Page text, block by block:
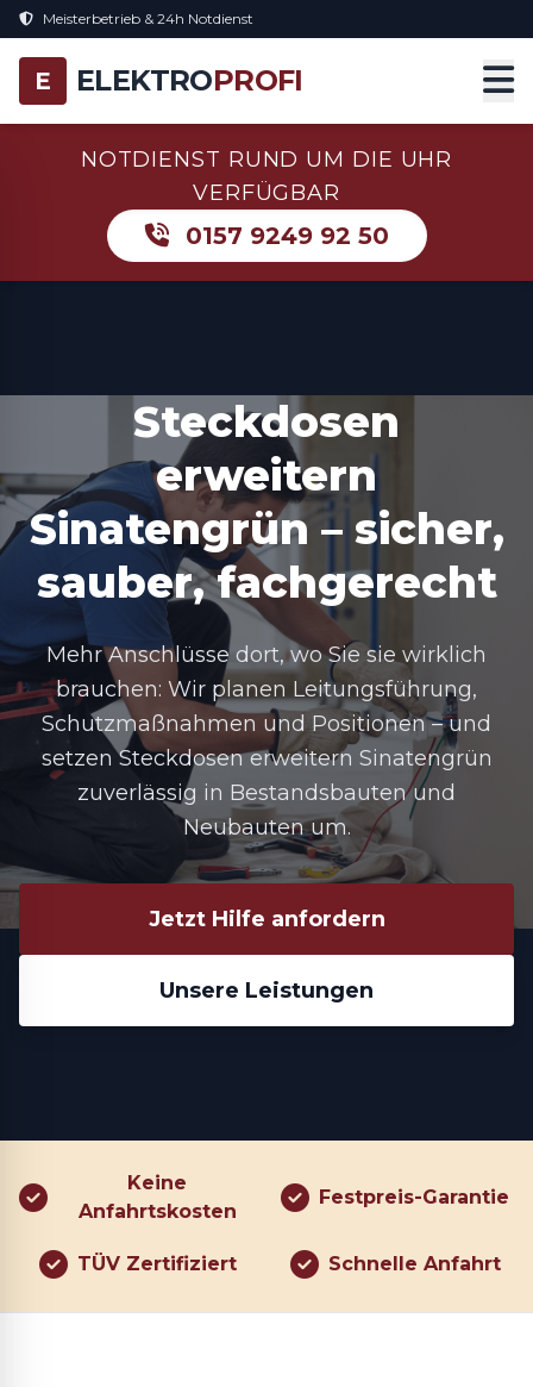
Meisterbetrieb & 24h Notdienst
E ELEKTROPROFI
NOTDIENST RUND UM DIE UHR
VERFÜGBAR
0157 9249 92 50
Steckdosen
erweitern
Sinatengrün – sicher,
sauber, fachgerecht
Mehr Anschlüsse dort, wo Sie sie wirklich
brauchen: Wir planen Leitungsführung,
Schutzmaßnahmen und Positionen – und
setzen Steckdosen erweitern Sinatengrün
zuverlässig in Bestandsbauten und
Neubauten um.
Jetzt Hilfe anfordern
Unsere Leistungen
Keine
Anfahrtskosten
Festpreis-Garantie
TÜV Zertifiziert Schnelle Anfahrt